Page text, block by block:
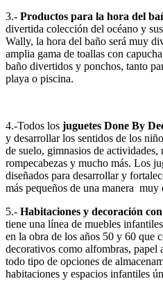
3.- Productos para la hora del
divertida colección del océano y
Wally, la hora del baño será muy
amplia gama de toallas con
baño divertidos y ponchos, tanto
playa o piscina.
4.-Todos los juguetes Done By
y desarrollar los sentidos de los
de suelo, gimnasios de
rompecabezas y mucho más. Los
diseñados para desarrollar y
más pequeños de una manera
5.- Habitaciones y decoración
tiene una línea de muebles
en la obra de los años 50 y 60 que
decorativos como alfombras, papel
todo tipo de opciones de
habitaciones y espacios infantiles